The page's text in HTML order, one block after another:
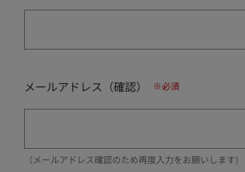
メールアドレス（確認）
（メールアドレス確認のため再度入力をお願いします)